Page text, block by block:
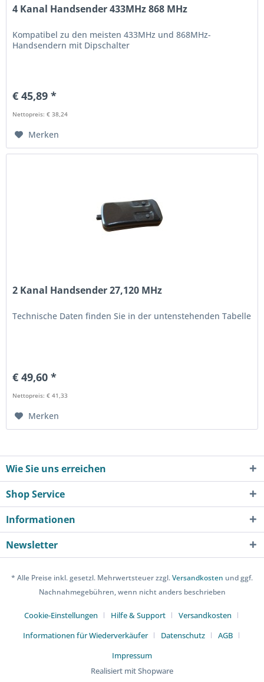
4 Kanal Handsender 433MHz 868 MHz
Kompatibel zu den meisten 433MHz und 868MHz-
Handsendern mit Dipschalter
€ 45,89 *
Nettopreis: € 38,24
Merken
2 Kanal Handsender 27,120 MHz
Technische Daten finden Sie in der untenstehenden Tabelle
€ 49,60 *
Nettopreis: € 41,33
Merken
Wie Sie uns erreichen
Shop Service
Informationen
Newsletter
* Alle Preise inkl. gesetzl. Mehrwertsteuer zzgl.Versandkosten und ggf.
Nachnahmegebühren, wenn nicht anders beschrieben
Cookie-Einstellungen Hilfe & Support
Versandkosten
Informationen für Wiederverkäufer
Datenschutz
AGB
Impressum
Realisiert mit Shopware